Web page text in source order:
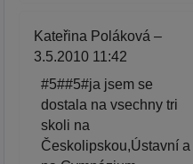
Kateřina Poláková –
3.5.2010 11:42
#5##5#ja jsem se
dostala na vsechny tri
skoli na
Českolipskou,Ústavní a